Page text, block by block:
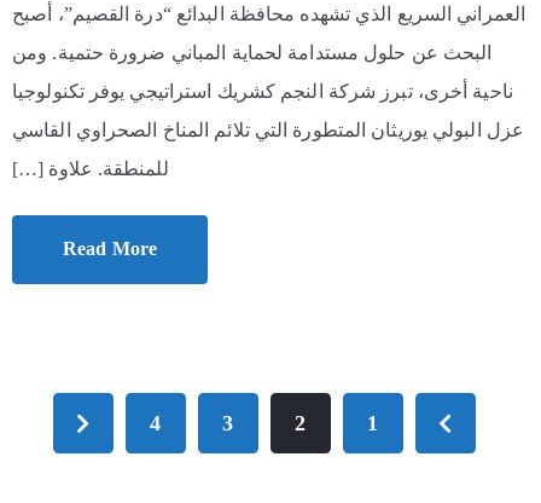
العمراني السريع الذي تشهده محافظة البدائع “درة القصيم”، أصبح
البحث عن حلول مستدامة لحماية المباني ضرورة حتمية. ومن
ناحية أخرى، تبرز شركة النجم كشريك استراتيجي يوفر تكنولوجيا
عزل البولي يوريثان المتطورة التي تلائم المناخ الصحراوي القاسي
للمنطقة. علاوة […]
Read More
1
2
3
4